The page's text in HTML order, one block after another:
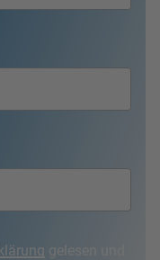
gelesen und